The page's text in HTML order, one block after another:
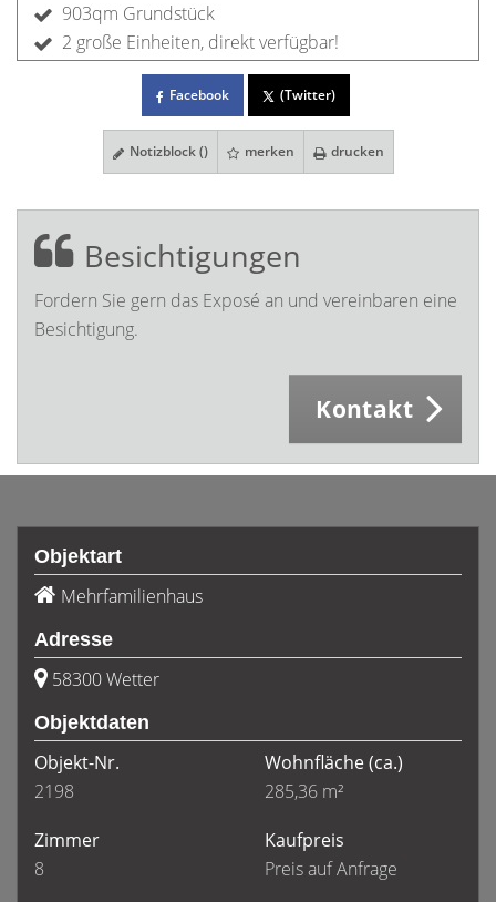
903qm Grundstück
2 große Einheiten, direkt verfügbar!
Facebook (Twitter)
Notizblock () merken drucken
Besichtigungen
Fordern Sie gern das Exposé an und vereinbaren eine
Besichtigung.
Kontakt
Objektart
Mehrfamilienhaus
Adresse
58300 Wetter
Objektdaten
Objekt-Nr.
2198
Wohnfläche(ca.)
285,36 m²
Zimmer
8
Kaufpreis
Preis auf Anfrage